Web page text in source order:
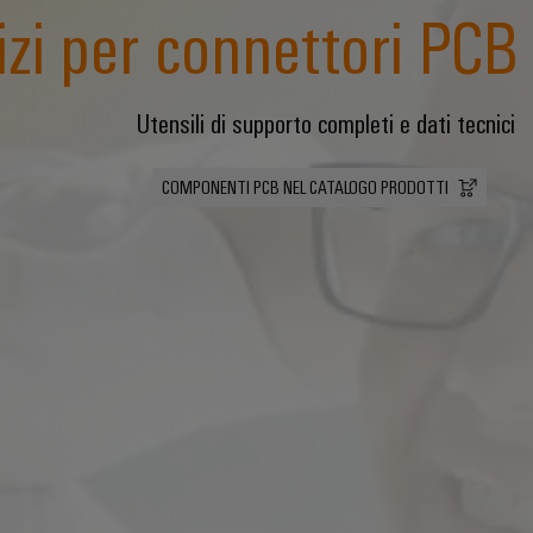
per connettori PCB
Utensili di supporto completi e dati tecnici
COMPONENTI PCB NEL CATALOGO PRODOTTI